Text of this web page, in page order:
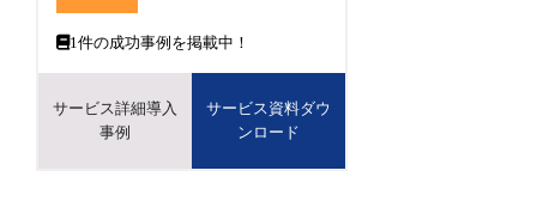
1 件の成功事例を掲載中！
サービス詳細導入
事例
サービス資料ダウ
ンロード